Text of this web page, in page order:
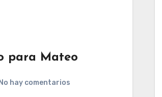
para Mateo
No hay comentarios